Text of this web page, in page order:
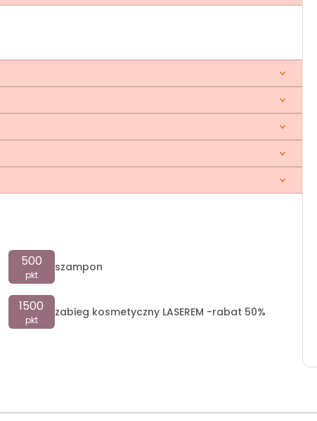
500
pkt
szampon
1500
pkt
zabieg kosmetyczny LASEREM -rabat 50%